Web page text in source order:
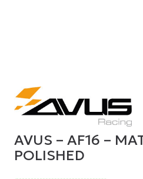
AVUS – AF16 –
POLISHED